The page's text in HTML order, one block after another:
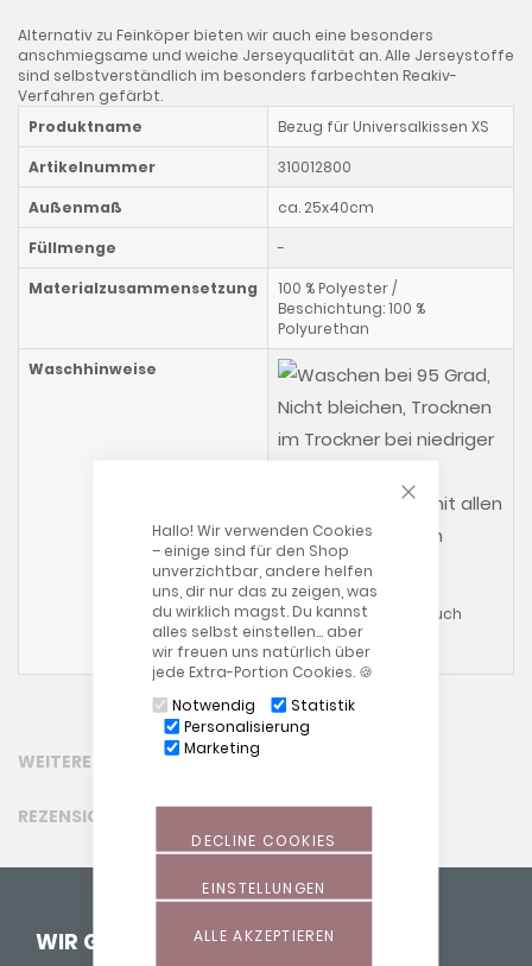
Hallo! Wir verwenden Cookies
– einige sind für den Shop
unverzichtbar, andere helfen
uns, dir nur das zu zeigen, was
du wirklich magst. Du kannst
alles selbst einstellen… aber
wir freuen uns natürlich über
jede Extra-Portion Cookies. 🍪
Notwendig
Statistik
Personalisierung
Marketing
ALLE AKZEPTIEREN
EINSTELLUNGEN
DECLINE COOKIES
Alternativ zu Feinköper bieten wir auch eine besonders
anschmiegsame und weiche Jerseyqualität an. Alle Jerseystoffe
sind selbstverständlich im besonders farbechten Reakiv-
Verfahren gefärbt.
Produktname
Bezug für Universalkissen XS
Artikelnummer
310012800
Außenmaß
ca. 25x40cm
Füllmenge
-
Materialzusammensetzung
100 % Polyester /
Beschichtung: 100 %
Polyurethan
Waschhinweise
Bitte beachten Sie auch
unsere allgemeinen
Waschhinweise
WEITERE INFORMATIONEN
REZENSIONEN
WIR GEBEN LEBEN HALT